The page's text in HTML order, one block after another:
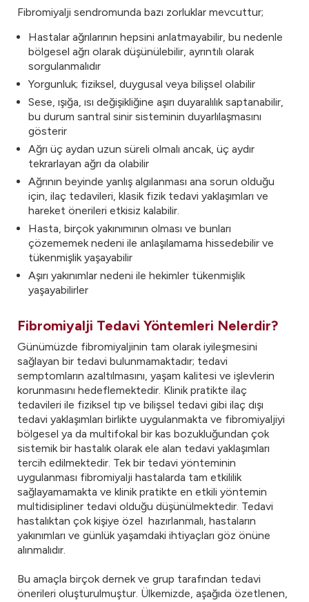
Fibromiyalji sendromunda bazı zorluklar mevcuttur;
Hastalar ağrılarının hepsini anlatmayabilir, bu nedenle
bölgesel ağrı olarak düşünülebilir, ayrıntılı olarak
sorgulanmalıdır
Yorgunluk; fiziksel, duygusal veya bilişsel olabilir
Sese, ışığa, ısı değişikliğine aşırı duyaralılık saptanabilir,
bu durum santral sinir sisteminin duyarlılaşmasını
gösterir
Ağrı üç aydan uzun süreli olmalı ancak, üç aydır
tekrarlayan ağrı da olabilir
Ağrının beyinde yanlış algılanması ana sorun olduğu
için, ilaç tedavileri, klasik fizik tedavi yaklaşımları ve
hareket önerileri etkisiz kalabilir.
Hasta, birçok yakınımının olması ve bunları
çözememek nedeni ile anlaşılamama hissedebilir ve
tükenmişlik yaşayabilir
Aşırı yakınımlar nedeni ile hekimler tükenmişlik
yaşayabilirler
Fibromiyalji Tedavi Yöntemleri Nelerdir?
Günümüzde fibromiyaljinin tam olarak iyileşmesini
sağlayan bir tedavi bulunmamaktadır; tedavi
semptomların azaltılmasını, yaşam kalitesi ve işlevlerin
korunmasını hedeflemektedir. Klinik pratikte ilaç
tedavileri ile fiziksel tıp ve bilişsel tedavi gibi ilaç dışı
tedavi yaklaşımları birlikte uygulanmakta ve fibromiyaljiyi
bölgesel ya da multifokal bir kas bozukluğundan çok
sistemik bir hastalık olarak ele alan tedavi yaklaşımları
tercih edilmektedir. Tek bir tedavi yönteminin
uygulanması fibromiyalji hastalarda tam etkililik
sağlayamamakta ve klinik pratikte en etkili yöntemin
multidisipliner tedavi olduğu düşünülmektedir. Tedavi
hastalıktan çok kişiye özel hazırlanmalı, hastaların
yakınımları ve günlük yaşamdaki ihtiyaçları göz önüne
alınmalıdır.
Bu amaçla birçok dernek ve grup tarafından tedavi
önerileri oluşturulmuştur. Ülkemizde, aşağıda özetlenen,